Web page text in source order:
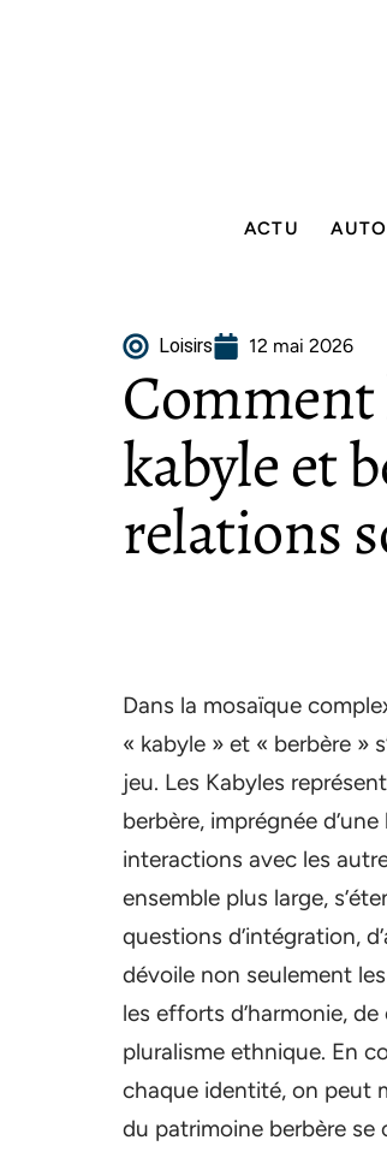
ACTU AUTO
Loisirs 12 mai 2026
kabyle et
relations
Dans la mosaïque
« kabyle » et « berbère »
jeu. Les Kabyles
berbère, imprégnée
interactions avec les
ensemble plus large,
questions d’intégration,
dévoile non seulement
les efforts d’harmonie,
pluralisme ethnique. En
chaque identité, on peut
du patrimoine berbère